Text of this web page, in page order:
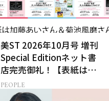
美ST 2026年10月号 増刊
Special Editionネット書
店完売御礼！【表紙は加
藤あいさん＆菊池風磨さ
ん】
PEOPLE